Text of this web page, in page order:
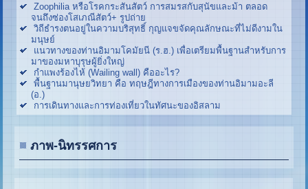
Zoophilia หรือโรคกระสันสัตว์ การสมรสกับสุนัขและม้า ตลอด
จนถึงซ่องโสเภณีสัตว์+ รูปถ่าย
วิถีธำรงตนอยู่ในความบริสุทธิ์ กุญแจขจัดคุณลักษณะที่ไม่ดีงามใน
มนุษย์
แนวทางของท่านอิมามโคมัยนี (ร.ฮ.) เพื่อเตรียมพื้นฐานสำหรับการ
มาของมหาบุรุษผู้ยิ่งใหญ่
กำแพงร้องไห้ (Wailing wall) คืออะไร?
พื้นฐานมานุษยวิทยา คือ ทฤษฎีทางการเมืองของท่านอิมามอะลี
(อ.)
การเดินทางและการท่องเที่ยวในทัศนะของอิสลาม
ภาพ-นิทรรศการ